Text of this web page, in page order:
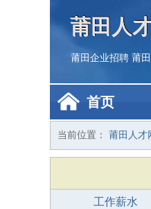
莆田人
莆田企业招聘 莆
首页
当前位置： 莆田人才
工作薪水